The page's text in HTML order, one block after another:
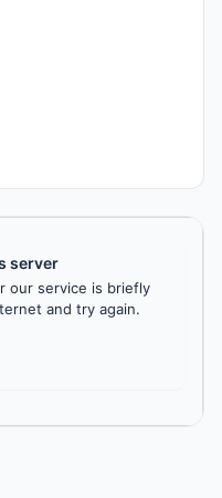
server
our service is briefly
and try again.